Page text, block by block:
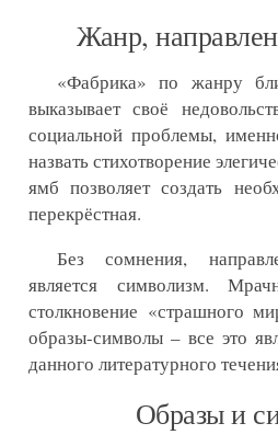
Жанр,
«Фабрика» по жанру
выказывает своё
социальной проблемы,
назвать стихотворение
ямб позволяет создать
перекрёстная.
Без сомнения,
является символизм.
столкновение «страшного
образы-символы – все это
данного литературного
Образы и